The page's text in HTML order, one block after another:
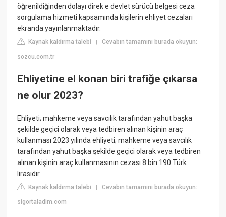
öğrenildiğinden dolayı direk e devlet sürücü belgesi ceza
sorgulama hizmeti kapsamında kişilerin ehliyet cezaları
ekranda yayınlanmaktadır.
Kaynak kaldırma talebi |Cevabın tamamını burada okuyun:
sozcu.com.tr
Ehliyetine el konan biri trafiğe çıkarsa
ne olur 2023?
Ehliyeti; mahkeme veya savcılık tarafından yahut başka
şekilde geçici olarak veya tedbiren alınan kişinin araç
kullanması 2023 yılında ehliyeti; mahkeme veya savcılık
tarafından yahut başka şekilde geçici olarak veya tedbiren
alınan kişinin araç kullanmasının cezası 8 bin 190 Türk
lirasıdır.
Kaynak kaldırma talebi |Cevabın tamamını burada okuyun:
sigortaladim.com